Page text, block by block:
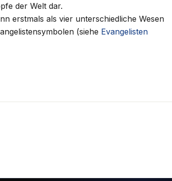
der Welt dar.
erstmals als vier unterschiedliche Wesen
(siehe Evangelisten